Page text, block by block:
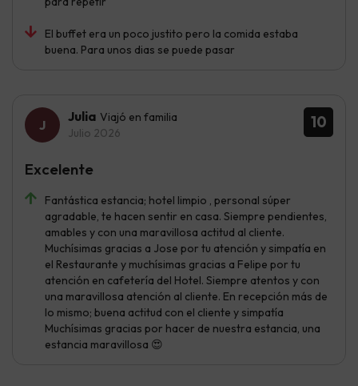
El buffet era un poco justito pero la comida estaba
buena. Para unos dias se puede pasar
10
Julia Viajó en familia
Julio 2026
Fantástica estancia; hotel limpio , personal súper
agradable, te hacen sentir en casa. Siempre pendientes,
amables y con una maravillosa actitud al cliente.
Muchísimas gracias a Jose por tu atención y simpatía en
el Restaurante y muchísimas gracias a Felipe por tu
atención en cafetería del Hotel. Siempre atentos y con
una maravillosa atención al cliente. En recepción más de
lo mismo; buena actitud con el cliente y simpatía
Muchísimas gracias por hacer de nuestra estancia, una
estancia maravillosa 😍
Excelente